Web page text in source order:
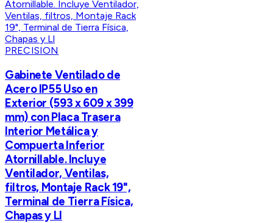
PRECISION
Gabinete Ventilado de
Acero IP55 Uso en
Exterior (593 x 609 x 399
mm) con Placa Trasera
Interior Metálica y
Compuerta Inferior
Atornillable. Incluye
Ventilador, Ventilas,
filtros, Montaje Rack 19",
Terminal de Tierra Física,
Chapas y Ll